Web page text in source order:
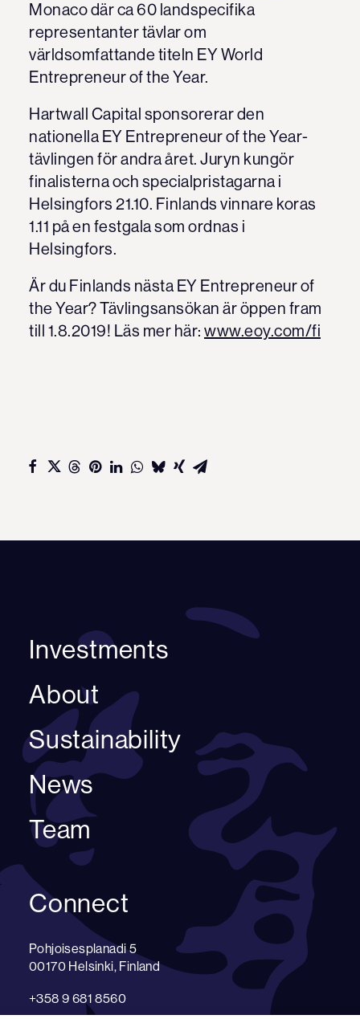
Monaco där ca 60 landspecifika
representanter tävlar om
världsomfattande titeln EY World
Entrepreneur of the Year.
Hartwall Capital sponsorerar den
nationella EY Entrepreneur of the Year-
tävlingen för andra året. Juryn kungör
finalisterna och specialpristagarna i
Helsingfors 21.10. Finlands vinnare koras
1.11 på en festgala som ordnas i
Helsingfors.
Är du Finlands nästa EY Entrepreneur of
the Year? Tävlingsansökan är öppen fram
till 1.8.2019! Läs mer här: www.eoy.com/fi
Investments
About
Sustainability
News
Team
Connect
Pohjoisesplanadi 5
00170 Helsinki, Finland
+358 9 681 8560